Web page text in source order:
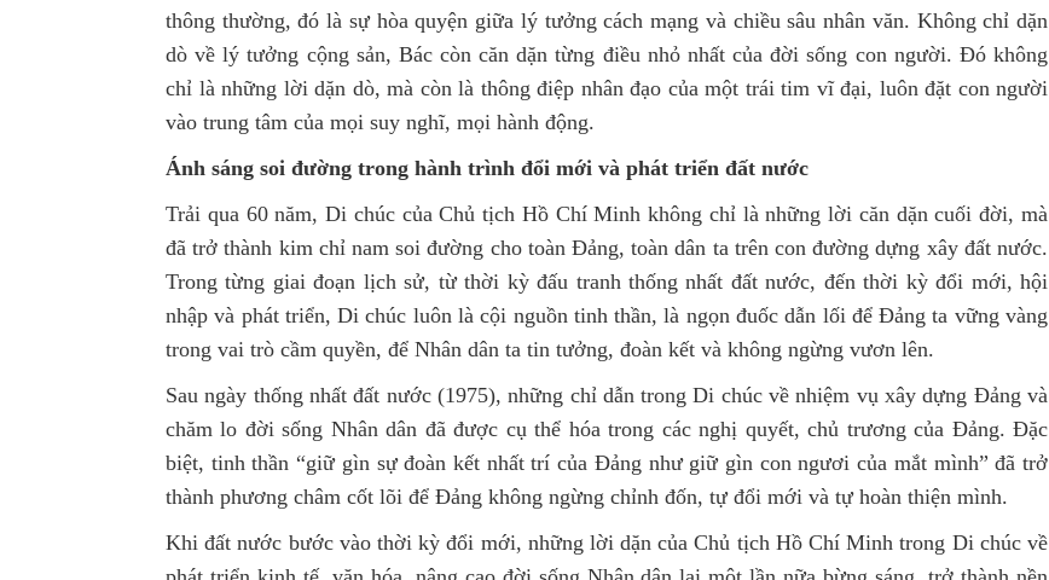
thông thường, đó là sự hòa quyện giữa lý tưởng cách mạng và chiều sâu nhân văn. Không chỉ dặn
dò về lý tưởng cộng sản, Bác còn căn dặn từng điều nhỏ nhất của đời sống con người. Đó không
chỉ là những lời dặn dò, mà còn là thông điệp nhân đạo của một trái tim vĩ đại, luôn đặt con người
vào trung tâm của mọi suy nghĩ, mọi hành động.
Ánh sáng soi đường trong hành trình đổi mới và phát triển đất nước
Trải qua 60 năm, Di chúc của Chủ tịch Hồ Chí Minh không chỉ là những lời căn dặn cuối đời, mà
đã trở thành kim chỉ nam soi đường cho toàn Đảng, toàn dân ta trên con đường dựng xây đất nước.
Trong từng giai đoạn lịch sử, từ thời kỳ đấu tranh thống nhất đất nước, đến thời kỳ đổi mới, hội
nhập và phát triển, Di chúc luôn là cội nguồn tinh thần, là ngọn đuốc dẫn lối để Đảng ta vững vàng
trong vai trò cầm quyền, để Nhân dân ta tin tưởng, đoàn kết và không ngừng vươn lên.
Sau ngày thống nhất đất nước (1975), những chỉ dẫn trong Di chúc về nhiệm vụ xây dựng Đảng và
chăm lo đời sống Nhân dân đã được cụ thể hóa trong các nghị quyết, chủ trương của Đảng. Đặc
biệt, tinh thần “giữ gìn sự đoàn kết nhất trí của Đảng như giữ gìn con ngươi của mắt mình” đã trở
thành phương châm cốt lõi để Đảng không ngừng chỉnh đốn, tự đổi mới và tự hoàn thiện mình.
Khi đất nước bước vào thời kỳ đổi mới, những lời dặn của Chủ tịch Hồ Chí Minh trong Di chúc về